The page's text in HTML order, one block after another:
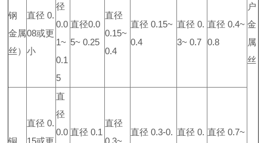
户
金
属
丝
钢
金属
丝）
直径 0.
08或更
小
径
0.0
1~
0.1
5
直径0.0
5~ 0.25
直径
0.15~
0.4
直径 0.15~
0.4
直径 0.
3~ 0.7
直径 0.4~
0.8
铜
直径 0.
15或更
直
径
0.0 直径 0.1
直径
0.3~
直径 0.3-0. 直径 0. 直径 0.7~